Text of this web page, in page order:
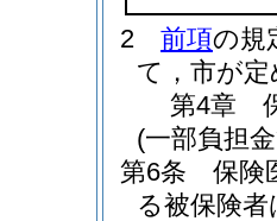
2 前項の規
て，市が
第4章
(一部負担
第6条
保険
る被保険